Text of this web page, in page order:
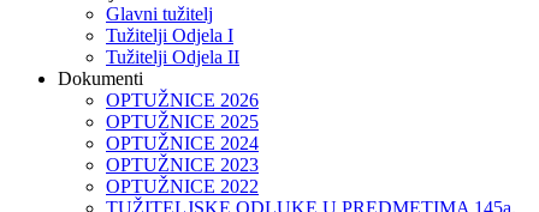
Glavni tužitelj
Tužitelji Odjela I
Tužitelji Odjela II
Dokumenti
OPTUŽNICE 2026
OPTUŽNICE 2025
OPTUŽNICE 2024
OPTUŽNICE 2023
OPTUŽNICE 2022